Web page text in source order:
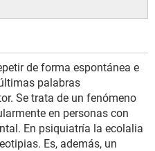
de forma espontánea e
palabras
Se trata de un fenómeno
en personas con
En psiquiatría la ecolalia
Es, además, un